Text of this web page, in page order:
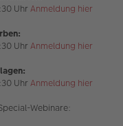
Uhr Anmeldung hier
Uhr Anmeldung hier
Uhr Anmeldung hier
Webinare: